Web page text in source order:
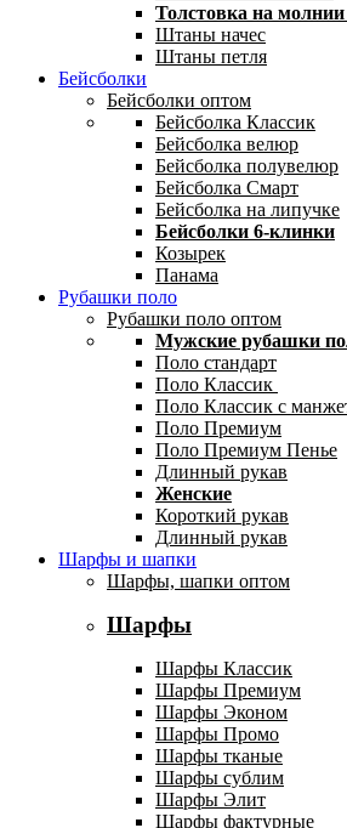
Толстовка на молнии
Штаны начес
Штаны петля
Бейсболки
Бейсболки оптом
Бейсболка Классик
Бейсболка велюр
Бейсболка полувелюр
Бейсболка Смарт
Бейсболка на липучке
Бейсболки 6-клинки
Козырек
Панама
Рубашки поло
Рубашки поло оптом
Мужские рубашки
Поло стандарт
Поло Классик
Поло Классик с
Поло Премиум
Поло Премиум Пенье
Длинный рукав
Женские
Короткий рукав
Длинный рукав
Шарфы и шапки
Шарфы, шапки оптом
Шарфы
Шарфы Классик
Шарфы Премиум
Шарфы Эконом
Шарфы Промо
Шарфы тканые
Шарфы сублим
Шарфы Элит
Шарфы фактурные